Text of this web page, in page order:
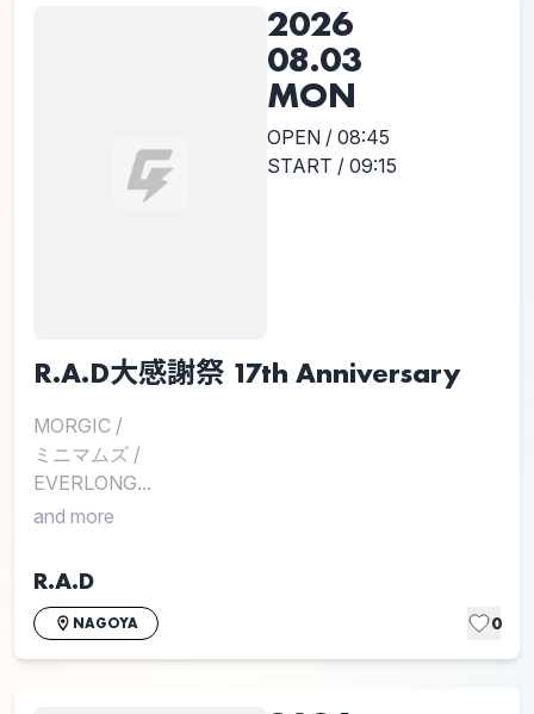
2026
08.03
MON
OPEN / 08:45
START / 09:15
R.A.D大感謝祭 17th Anniversary
MORGIC /
ミニマムズ /
EVERLONG...
and more
R.A.D
NAGOYA 0